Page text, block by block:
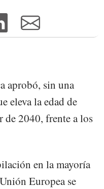
aprobó, sin una
eleva la edad de
2040, frente a los
en la mayoría
Europea se